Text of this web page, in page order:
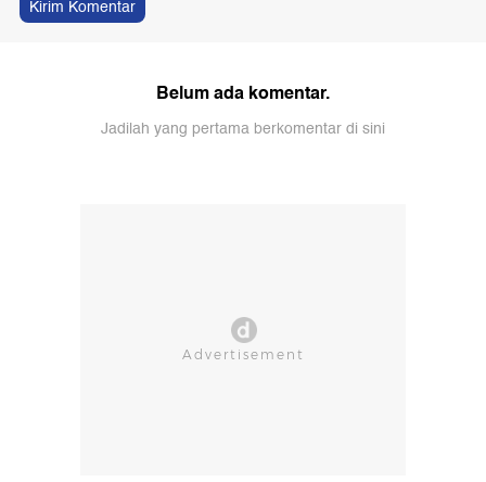
Kirim Komentar
Belum ada komentar.
Jadilah yang pertama berkomentar di sini